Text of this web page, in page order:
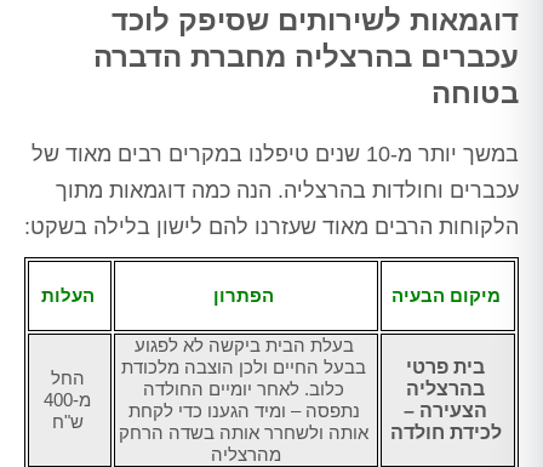
דוגמאות לשירותים שסיפק לוכד
עכברים בהרצליה מחברת הדברה
בטוחה
במשך יותר מ-10 שנים טיפלנו במקרים רבים מאוד של
עכברים וחולדות בהרצליה. הנה כמה דוגמאות מתוך
הלקוחות הרבים מאוד שעזרנו להם לישון בלילה בשקט:
מיקום הבעיה הפתרון העלות
בית פרטי
בהרצליה
הצעירה –
לכידת חולדה
בעלת הבית ביקשה לא לפגוע
בבעל החיים ולכן הוצבה מלכודת
כלוב. לאחר יומיים החולדה
נתפסה – ומיד הגענו כדי לקחת
אותה ולשחרר אותה בשדה הרחק
מהרצליה
החל
מ-400
ש"ח